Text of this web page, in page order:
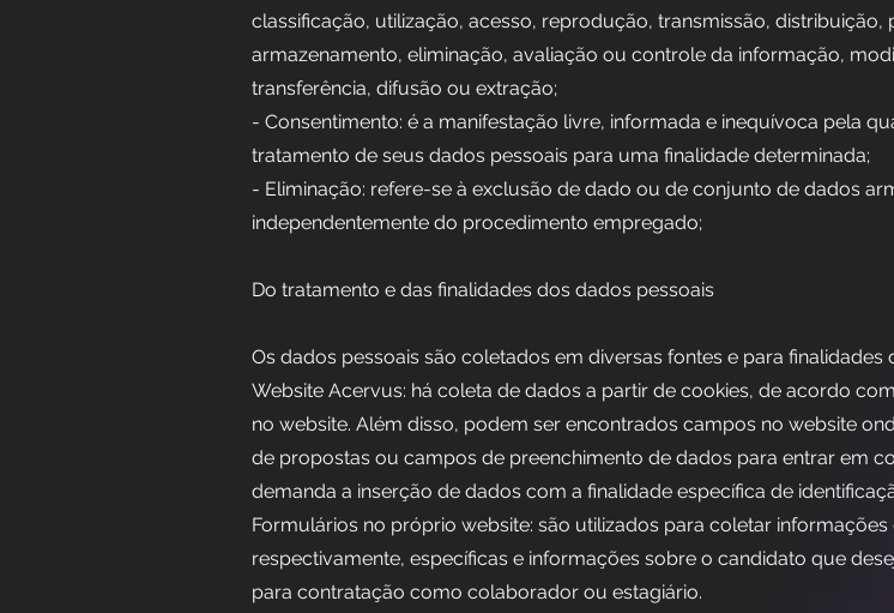
classificação, utilização, acesso, reprodução, transmissão,
armazenamento, eliminação, avaliação ou controle da informação,
transferência, difusão ou extração;
- Consentimento: é a manifestação livre, informada e inequívoca pela
tratamento de seus dados pessoais para uma finalidade determinada;
- Eliminação: refere-se à exclusão de dado ou de conjunto de dados
independentemente do procedimento empregado;
Do tratamento e das finalidades dos dados pessoais
Os dados pessoais são coletados em diversas fontes e para finalidades
Website Acervus: há coleta de dados a partir de cookies, de acordo
no website. Além disso, podem ser encontrados campos no website
de propostas ou campos de preenchimento de dados para entrar em
demanda a inserção de dados com a finalidade específica de
Formulários no próprio website: são utilizados para coletar
respectivamente, específicas e informações sobre o candidato que
para contratação como colaborador ou estagiário.